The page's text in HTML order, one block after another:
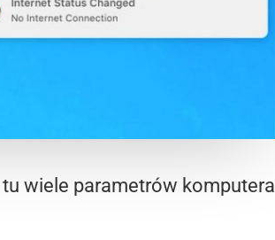
wiele parametrów komputera